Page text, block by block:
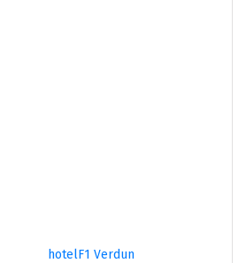
hotelF1 Verdun